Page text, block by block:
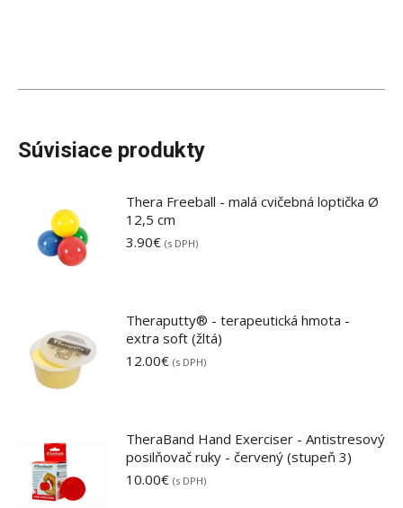
Súvisiace produkty
Thera Freeball - malá cvičebná loptička Ø
12,5 cm
3.90€ (s DPH)
Theraputty® - terapeutická hmota -
extra soft (žltá)
12.00€ (s DPH)
TheraBand Hand Exerciser - Antistresový
posilňovač ruky - červený (stupeň 3)
10.00€ (s DPH)